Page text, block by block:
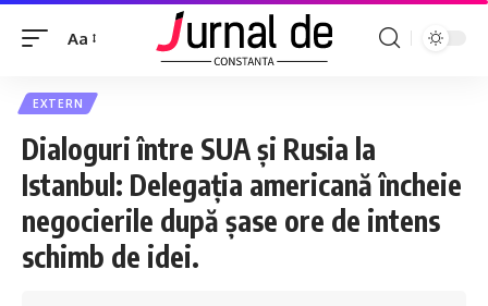
Aa
EXTERN
Dialoguri între SUA și Rusia la
Istanbul: Delegația americană încheie
negocierile după șase ore de intens
schimb de idei.